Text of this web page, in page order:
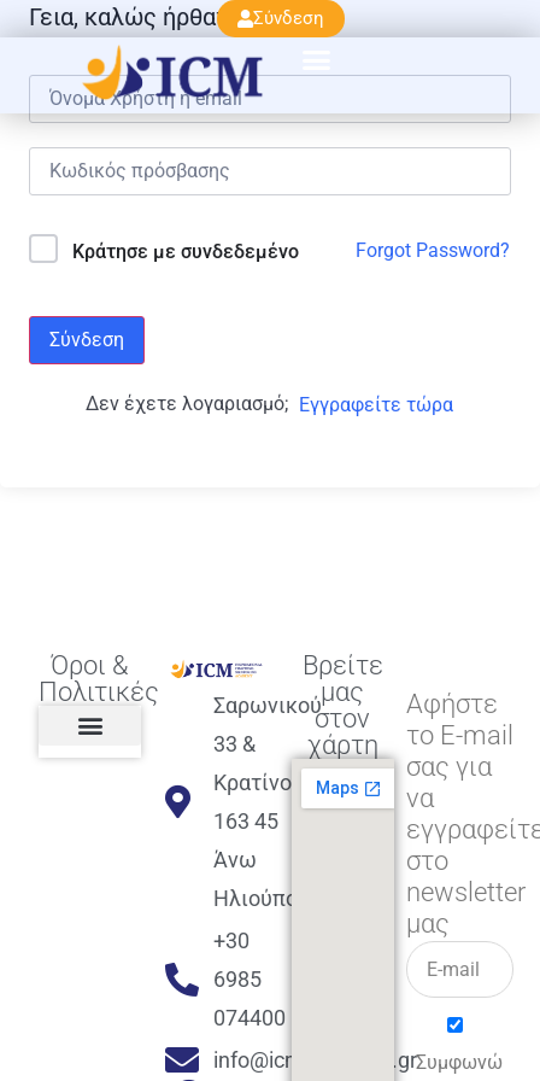
Σύνδεση
Γεια, καλώς ήρθατε πάλι!
Κράτησε με συνδεδεμένο Forgot Password?
Σύνδεση
Δεν έχετε λογαριασμό; Εγγραφείτε τώρα
Όροι &
Πολιτικές
Σαρωνικού
33 &
Κρατίνου
163 45
Άνω
Ηλιούπολη
+30
6985
074400
info@icmacademy.gr
Βρείτε
μας
στον
χάρτη
Αφήστε
το E-mail
σας για
να
στο
newsletter
μας
Συμφωνώ